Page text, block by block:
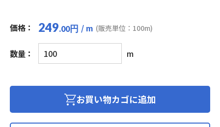
価格： 249.00円 / m (販売単位：100m)
数量：
イ
ン
ー
m
お買い物カゴに追加